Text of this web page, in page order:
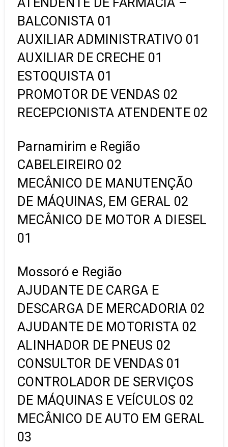
BALCONISTA 01
AUXILIAR ADMINISTRATIVO 01
AUXILIAR DE CRECHE 01
ESTOQUISTA 01
PROMOTOR DE VENDAS 02
RECEPCIONISTA ATENDENTE 02
Parnamirim e Região
CABELEIREIRO 02
MECÂNICO DE MANUTENÇÃO
DE MÁQUINAS, EM GERAL 02
MECÂNICO DE MOTOR A DIESEL
01
Mossoró e Região
AJUDANTE DE CARGA E
DESCARGA DE MERCADORIA 02
AJUDANTE DE MOTORISTA 02
ALINHADOR DE PNEUS 02
CONSULTOR DE VENDAS 01
CONTROLADOR DE SERVIÇOS
DE MÁQUINAS E VEÍCULOS 02
MECÂNICO DE AUTO EM GERAL
03